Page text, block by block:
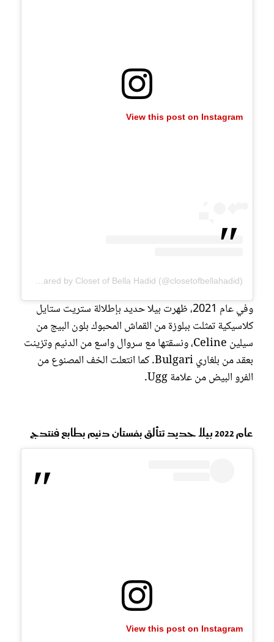
View this post on Instagram
وفي عام 2021، ظهرت بيلا حديد بإطلالة ستريت ستايل
كلاسيكية تمثلت ببلوزة من القماش المحبوك بلون البيج من
سيلين Celine، ونسقتها مع سروال واسع من الدنيم وتزينت
بعقد من بلغاري Bulgari. كما انتعلت الخف المصنوع من
الفرو البيض من علامة Ugg.
عام 2022 بيلا حديد تتألق بفستان دنيم بطابع فنتدج
View this post on Instagram